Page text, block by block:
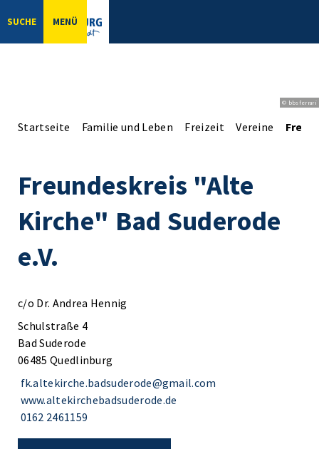
SUCHE MENÜ
© bbsferrari
Startseite Familie und Leben Freizeit Vereine
Freundeskreis "Alte
Kirche" Bad Suderode
e.V.
c/o Dr. Andrea Hennig
Schulstraße 4
Bad Suderode
06485 Quedlinburg
fk.altekirche.badsuderode@gmail.com
www.altekirchebadsuderode.de
0162 2461159